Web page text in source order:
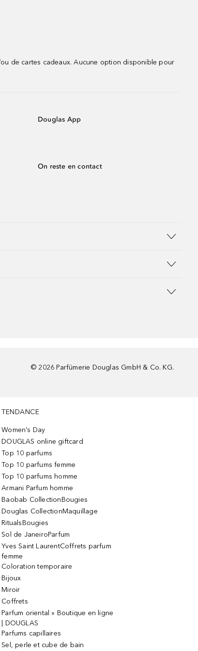
de cartes cadeaux. Aucune option disponible pour
Douglas App
On reste en contact
© 2026 Parfümerie Douglas GmbH & Co. KG.
TENDANCE
Women's Day
DOUGLAS online giftcard
Top 10 parfums
Top 10 parfums femme
Top 10 parfums homme
Armani Parfum homme
Baobab CollectionBougies
Douglas CollectionMaquillage
RitualsBougies
Sol de JaneiroParfum
Yves Saint LaurentCoffrets parfum
femme
Coloration temporaire
Bijoux
Miroir
Coffrets
Parfum oriental » Boutique en ligne
| DOUGLAS
Parfums capillaires
Sel, perle et cube de bain